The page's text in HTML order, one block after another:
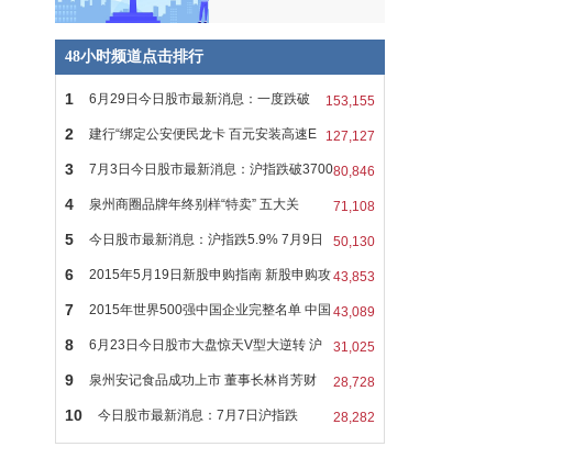
48小时频道点击排行
153,155
1 6月29日今日股市最新消息：一度跌破
3900 127,127
2 建行“绑定公安便民龙卡 百元安装高速E
80,846
3 7月3日今日股市最新消息：沪指跌破3700
71,108
4 泉州商圈品牌年终别样“特卖” 五大关
50,130
5 今日股市最新消息：沪指跌5.9% 7月9日
43,853
6 2015年5月19日新股申购指南 新股申购攻
43,089
7 2015年世界500强中国企业完整名单 中国
31,025
8 6月23日今日股市大盘惊天V型大逆转 沪
28,728
9 泉州安记食品成功上市 董事长林肖芳财
28,282
10 今日股市最新消息：7月7日沪指跌
1.29%